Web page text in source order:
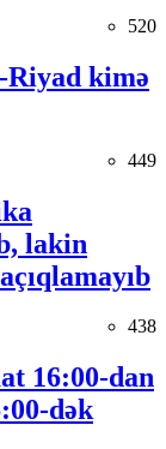
520
kimə
449
lakin
438
16:00-dan
dək